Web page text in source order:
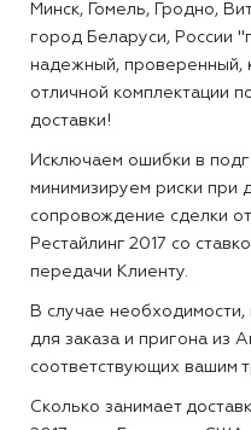
Минск, Гомель, Гродно,
город Беларуси, России
надежный, проверенный,
отличной комплектации
доставки!
Исключаем ошибки в
минимизируем риски при
сопровождение сделки от
Рестайлинг 2017 со
передачи Клиенту.
В случае
для заказа и пригона из
соответствующих вашим
Сколько занимает